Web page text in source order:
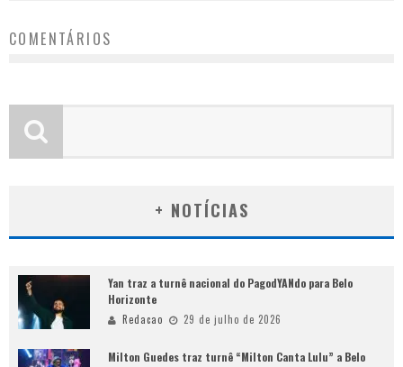
COMENTÁRIOS
+ NOTÍCIAS
Yan traz a turnê nacional do PagodYANdo para Belo
Horizonte
Redacao 29 de julho de 2026
Milton Guedes traz turnê “Milton Canta Lulu” a Belo